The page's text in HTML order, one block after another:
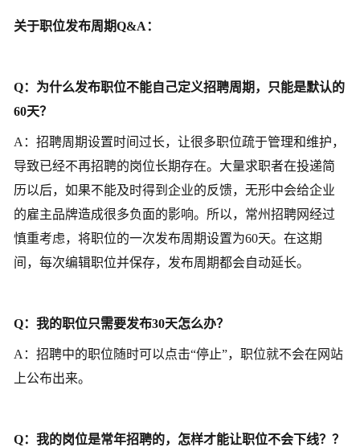
关于职位发布周期Q&A：
Q：为什么发布职位不能自己定义招聘周期，只能是默认的
60天？
A：招聘周期设置时间过长，让很多职位疏于管理和维护，
导致已经不再招聘的岗位长期存在。大量求职者在投递简
历以后，如果不能及时得到企业的反馈，无形中会给企业
的雇主品牌造成很多负面的影响。所以，常州招聘网经过
慎重考虑，将职位的一次发布周期设置为60天。在这期
间，每次编辑职位并保存，发布周期都会自动延长。
Q：我的职位只需要发布30天怎么办？
A：招聘中的职位随时可以点击“停止”，职位就不会在网站
上公布出来。
Q：我的岗位是常年招聘的，怎样才能让职位不会下线？？